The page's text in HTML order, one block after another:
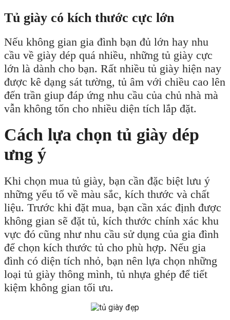
Tủ giày có kích thước cực lớn
Nếu không gian gia đình bạn đủ lớn hay nhu
cầu về giày dép quá nhiều, những tủ giày cực
lớn là dành cho bạn. Rất nhiều tủ giày hiện nay
được kê dạng sát tường, tủ âm với chiều cao lên
đến trần giup đáp ứng nhu cầu của chủ nhà mà
vẫn không tốn cho nhiều diện tích lắp đặt.
Cách lựa chọn tủ giày dép
ưng ý
Khi chọn mua tủ giày, bạn cần đặc biệt lưu ý
những yếu tố về màu sắc, kích thước và chất
liệu. Trước khi đặt mua, bạn cần xác định được
không gian sẽ đặt tủ, kích thước chính xác khu
vực đó cũng như nhu cầu sử dụng của gia đình
để chọn kích thước tủ cho phù hợp. Nếu gia
đình có diện tích nhỏ, bạn nên lựa chọn những
loại tủ giày thông mình, tủ nhựa ghép để tiết
kiệm không gian tối ưu.